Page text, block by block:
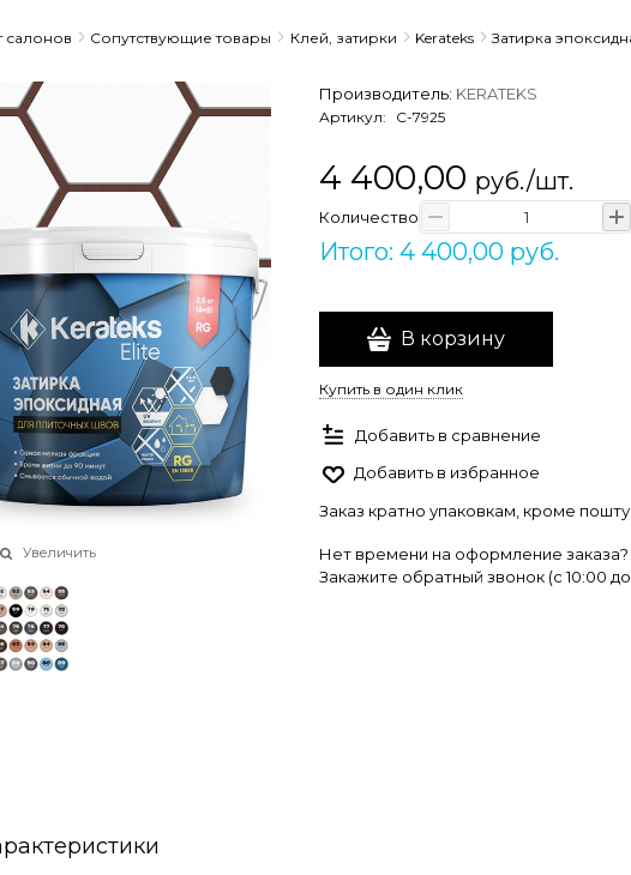
салонов Сопутствующие товары Клей, затирки Kerateks Затирка
Увеличить
Производитель: KERATEKS
Артикул: С-7925
4 400,00 руб./шт.
Количество
Итого: 4 400,00 руб.
В корзину
Купить в один клик
Добавить в сравнение
Добавить в избранное
Заказ кратно упаковкам, кроме
Нет времени на оформление заказа?
Закажите обратный звонок (c 10:00 до